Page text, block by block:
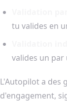
tu valides en
valides un par
L'Autopilot a des
d'engagement,